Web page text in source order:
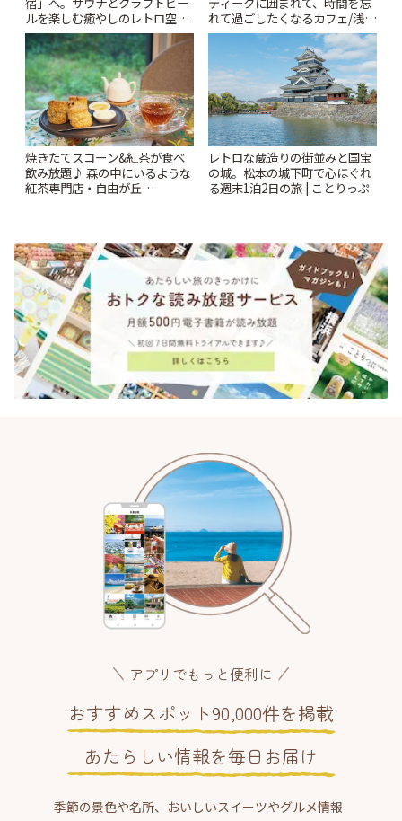
ルを楽しむ癒やしのレトロ空間
| ことりっぷ
れて過ごしたくなるカフェ/浅草
「annorum cafe」 | ことりっぷ
焼きたてスコーン&紅茶が食べ
飲み放題♪ 森の中にいるような
紅茶専門店・自由が丘
レトロな蔵造りの街並みと国宝
の城。松本の城下町で心ほぐれ
る週末1泊2日の旅 | ことりっぷ
アプリでもっと便利に
おすすめスポット90,000件を掲載
あたらしい情報を毎日お届け
季節の景色や名所、おいしいスイーツやグルメ情報